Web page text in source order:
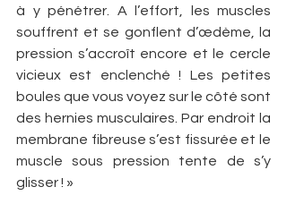
à y pénétrer. A l’effort, les muscles
souffrent et se gonflent d’œdème, la
pression s’accroît encore et le cercle
vicieux est enclenché ! Les petites
boules que vous voyez sur le côté sont
des hernies musculaires. Par endroit la
membrane fibreuse s’est fissurée et le
muscle sous pression tente de s’y
glisser ! »